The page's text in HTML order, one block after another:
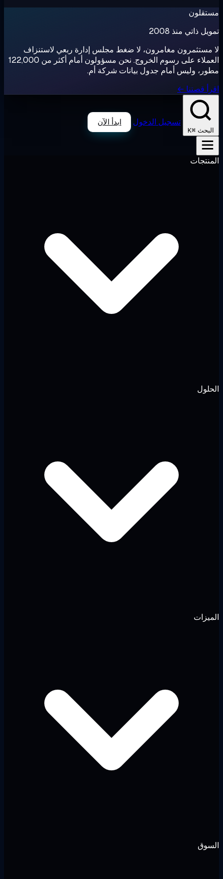
2008
مغامرون، لا ضغط مجلس إدارة ربعي لاستنزاف
العملاء على رسوم الخروج. نحن مسؤولون أمام أكثر من 122,000
أمام جدول بيانات شركة أم.
←
تسجيل الدخول ابدأ الآن